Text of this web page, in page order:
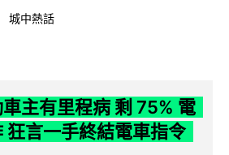
城中熱話
主有里程病 剩 75% 電
狂言一手終結電車指令